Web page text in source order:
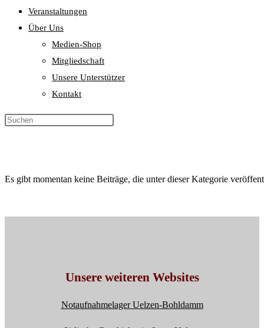
Veranstaltungen
Über Uns
Medien-Shop
Mitgliedschaft
Unsere Unterstützer
Kontakt
Es gibt momentan keine Beiträge, die unter dieser Kategorie
Unsere weiteren Websites
Notaufnahmelager Uelzen-Bohldamm